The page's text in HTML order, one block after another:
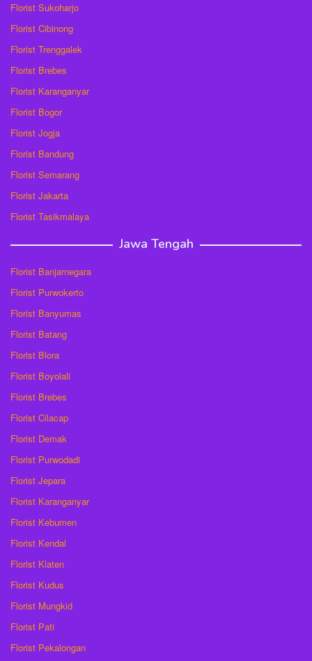
Florist Sukoharjo
Florist Cibinong
Florist Trenggalek
Florist Brebes
Florist Karanganyar
Florist Bogor
Florist Jogja
Florist Bandung
Florist Semarang
Florist Jakarta
Florist Tasikmalaya
Jawa Tengah
Florist Banjarnegara
Florist Purwokerto
Florist Banyumas
Florist Batang
Florist Blora
Florist Boyolali
Florist Brebes
Florist Cilacap
Florist Demak
Florist Purwodadi
Florist Jepara
Florist Karanganyar
Florist Kebumen
Florist Kendal
Florist Klaten
Florist Kudus
Florist Mungkid
Florist Pati
Florist Pekalongan